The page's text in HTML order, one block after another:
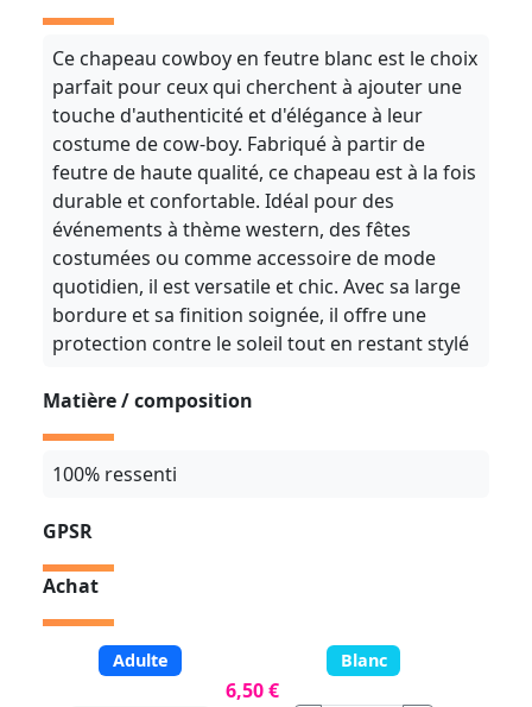
Ce chapeau cowboy en feutre blanc est le choix
parfait pour ceux qui cherchent à ajouter une
touche d'authenticité et d'élégance à leur
costume de cow-boy. Fabriqué à partir de
feutre de haute qualité, ce chapeau est à la fois
durable et confortable. Idéal pour des
événements à thème western, des fêtes
costumées ou comme accessoire de mode
quotidien, il est versatile et chic. Avec sa large
bordure et sa finition soignée, il offre une
protection contre le soleil tout en restant stylé
Matière / composition
100% ressenti
GPSR
Achat
Adulte Blanc
6,50 €